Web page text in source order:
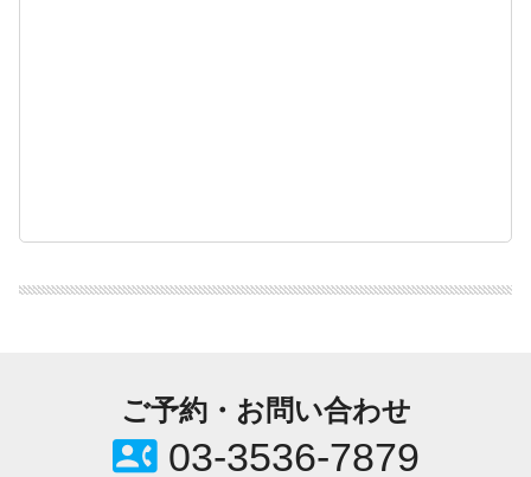
ご予約・お問い合わせ
contact_phone03-3536-7879